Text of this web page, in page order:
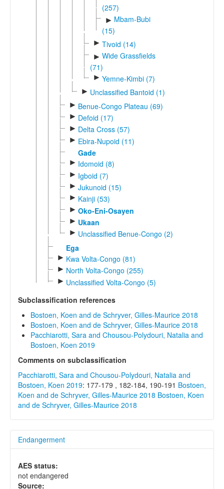
(257)
► Mbam-Bubi
(15)
► Tivoid (14)
► Wide Grassfields
(71)
► Yemne-Kimbi (7)
► Unclassified Bantoid (1)
► Benue-Congo Plateau (69)
► Defoid (17)
► Delta Cross (57)
► Ebira-Nupoid (11)
Gade
► Idomoid (8)
► Igboid (7)
► Jukunoid (15)
► Kainji (53)
► Oko-Eni-Osayen
► Ukaan
► Unclassified Benue-Congo (2)
Ega
► Kwa Volta-Congo (81)
► North Volta-Congo (255)
► Unclassified Volta-Congo (5)
Subclassification references
Bostoen, Koen and de Schryver, Gilles-Maurice 2018
Bostoen, Koen and de Schryver, Gilles-Maurice 2018
Pacchiarotti, Sara and Chousou-Polydouri, Natalia and
Bostoen, Koen 2019
Comments on subclassification
Pacchiarotti, Sara and Chousou-Polydouri, Natalia and
Bostoen, Koen 2019: 177-179 , 182-184, 190-191 Bostoen,
Koen and de Schryver, Gilles-Maurice 2018 Bostoen, Koen
and de Schryver, Gilles-Maurice 2018
Endangerment
AES status:
not endangered
Source: